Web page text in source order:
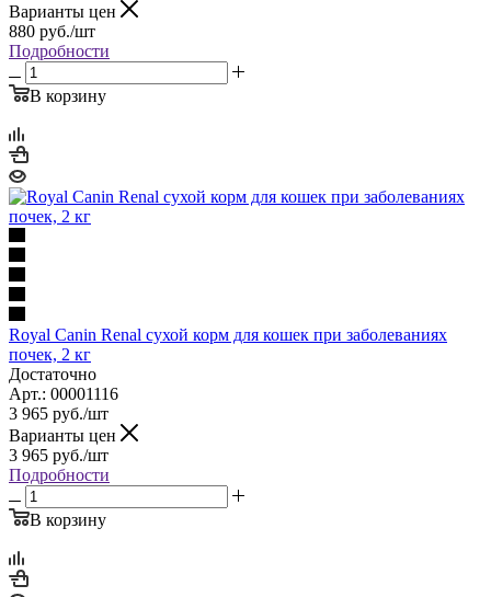
Варианты цен
880 руб./шт
Подробности
В корзину
Royal Canin Renal сухой корм для кошек при заболеваниях
почек, 2 кг
Достаточно
Арт.: 00001116
3 965 руб./шт
Варианты цен
3 965 руб./шт
Подробности
В корзину